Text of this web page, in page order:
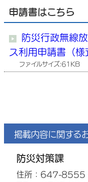
申請書はこちら
防災行政無線
ス利用申請書（様
ファイルサイズ:61KB
掲載内容に関する
防災対策課
住所：647-8555